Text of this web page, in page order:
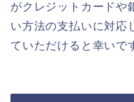
がクレジットカードや
い方法の支払いに対応
ていただけると幸いで